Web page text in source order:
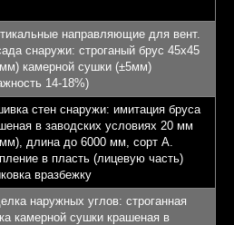
направляющие для вент.
снаружи: строганый брус 45х45
камерной сушки (±5мм)
14-18%)
стен снаружи: имитация бруса
в заводских условиях 20 мм
длина до 6000 мм, сорт А.
в пласть (лицевую часть)
вразбежку
наружных углов: строганная
камерной сушки крашеная в
кв.м.
Парк
км от